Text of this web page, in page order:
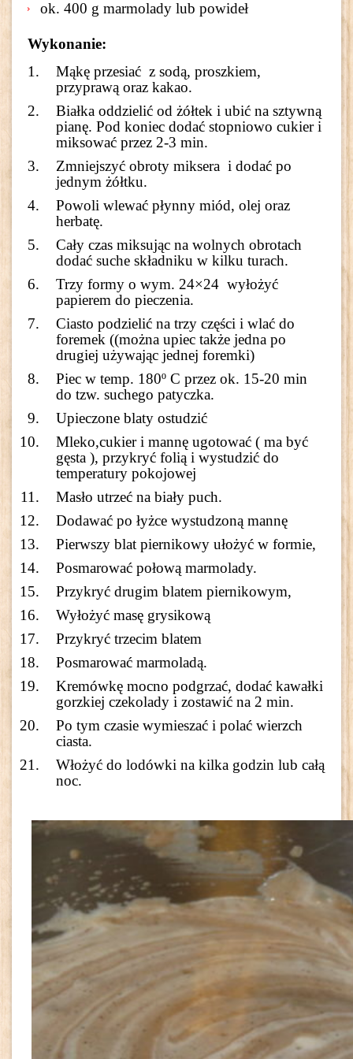
ok. 400 g marmolady lub powideł
Wykonanie:
Mąkę przesiać z sodą, proszkiem,
przyprawą oraz kakao.
Białka oddzielić od żółtek i ubić na sztywną
pianę. Pod koniec dodać stopniowo cukier i
miksować przez 2-3 min.
Zmniejszyć obroty miksera i dodać po
jednym żółtku.
Powoli wlewać płynny miód, olej oraz
herbatę.
Cały czas miksując na wolnych obrotach
dodać suche składniku w kilku turach.
Trzy formy o wym. 24×24 wyłożyć
papierem do pieczenia.
Ciasto podzielić na trzy części i wlać do
foremek ((można upiec także jedna po
drugiej używając jednej foremki)
Piec w temp. 180º C przez ok. 15-20 min
do tzw. suchego patyczka.
Upieczone blaty ostudzić
Mleko,cukier i mannę ugotować ( ma być
gęsta ), przykryć folią i wystudzić do
temperatury pokojowej
Masło utrzeć na biały puch.
Dodawać po łyżce wystudzoną mannę
Pierwszy blat piernikowy ułożyć w formie,
Posmarować połową marmolady.
Przykryć drugim blatem piernikowym,
Wyłożyć masę grysikową
Przykryć trzecim blatem
Posmarować marmoladą.
Kremówkę mocno podgrzać, dodać kawałki
gorzkiej czekolady i zostawić na 2 min.
Po tym czasie wymieszać i polać wierzch
ciasta.
Włożyć do lodówki na kilka godzin lub całą
noc.